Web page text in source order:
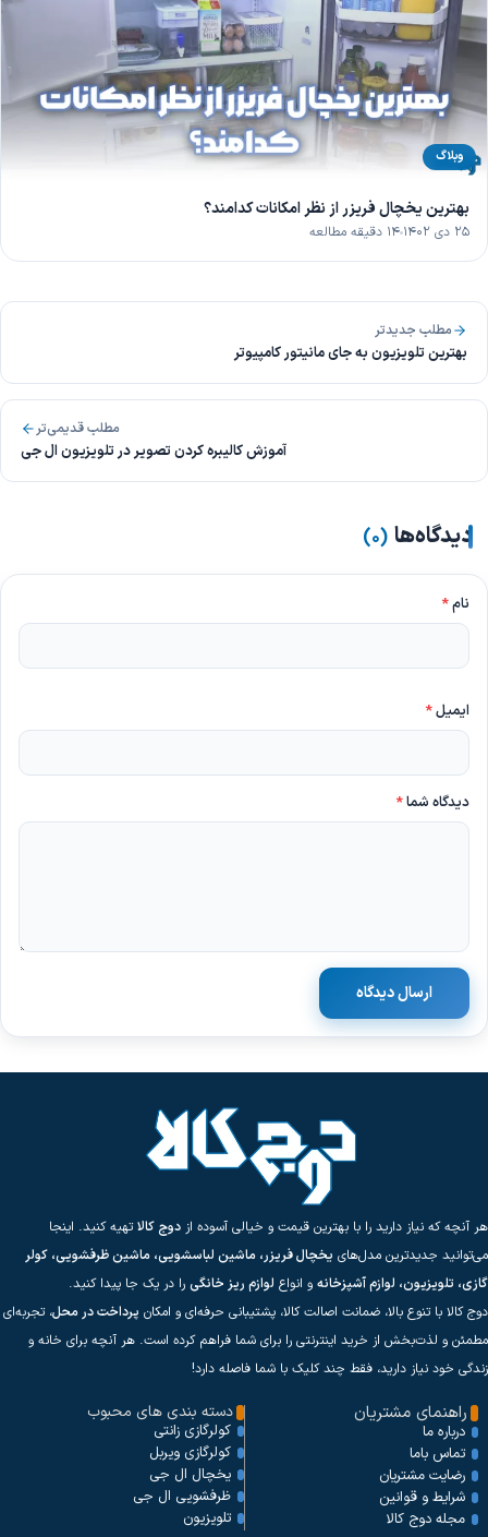
وبلاگ
بهترین یخچال فریزر از نظر امکانات کدامند؟
۲۵ دی ۱۴۰۲ ۱۴ دقیقه مطالعه
مطلب جدیدتر
بهترین تلویزیون به جای مانیتور کامپیوتر
مطلب قدیمی‌تر
آموزش کالیبره کردن تصویر در تلویزیون ال جی
دیدگاه‌ها (۰)
نام*
ایمیل*
دیدگاه شما*
ارسال دیدگاه
هر آنچه که نیاز دارید را با بهترین قیمت و خیالی آسوده از دوج کالاتهیه کنید. اینجا
می‌توانید جدیدترین مدل‌های یخچال فریزر، ماشین لباسشویی، ماشین ظرفشویی، کولر
گازی، تلویزیون، لوازم آشپزخانه و انواع لوازم ریز خانگی را در یک جا پیدا کنید.
دوج کالا با تنوع بالا، ضمانت اصالت کالا، پشتیبانی حرفه‌ای و امکان پرداخت در محل، تجربه‌ای
مطمئن و لذت‌بخش از خرید اینترنتی را برای شما فراهم کرده است. هر آنچه برای خانه و
زندگی خود نیاز دارید، فقط چند کلیک با شما فاصله دارد!
راهنمای مشتریان
درباره ما
تماس باما
رضایت مشتریان
شرایط و قوانین
مجله دوج کالا
دسته بندی های محبوب
کولرگازی زانتی
کولرگازی ویربل
یخچال ال جی
ظرفشویی ال جی
تلویزیون